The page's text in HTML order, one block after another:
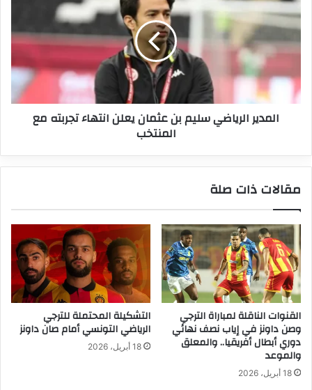
سليم
بن
عثمان
تجربته
مع
المنتخبالمدير الرياضي سليم بن عثمان يعلن انتهاء تجربته مع
المنتخب
مقالات ذات صلة
القنوات الناقلة لمباراة الترجي
وصن داونز في إياب نصف نهائي
دوري أبطال أفريقيا.. والمعلق
والموعد
18 أبريل، 2026
التشكيلة المحتملة للترجي
الرياضي التونسي أمام صان داونز
18 أبريل، 2026